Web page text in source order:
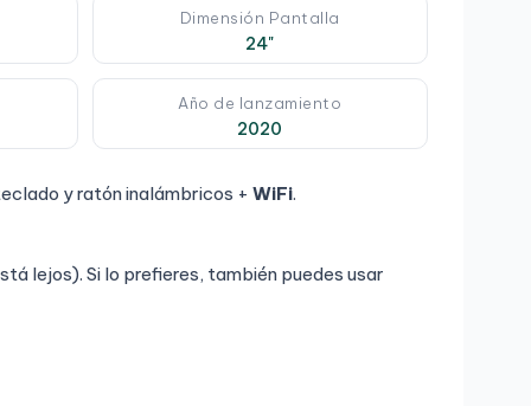
Dimensión Pantalla
24"
Año de lanzamiento
2020
y ratón inalámbricos + WiFi.
lejos). Si lo prefieres, también puedes usar